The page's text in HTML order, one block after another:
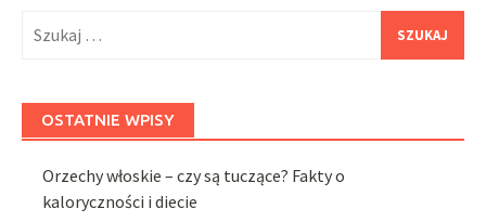
OSTATNIE WPISY
Orzechy włoskie – czy są tuczące? Fakty o
kaloryczności i diecie